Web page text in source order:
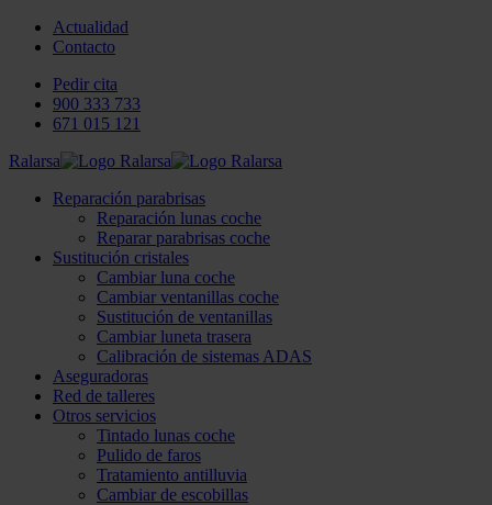
Actualidad
Contacto
Pedir cita
900 333 733
671 015 121
Ralarsa
Reparación parabrisas
Reparación lunas coche
Reparar parabrisas coche
Sustitución cristales
Cambiar luna coche
Cambiar ventanillas coche
Sustitución de ventanillas
Cambiar luneta trasera
Calibración de sistemas ADAS
Aseguradoras
Red de talleres
Otros servicios
Tintado lunas coche
Pulido de faros
Tratamiento antilluvia
Cambiar de escobillas